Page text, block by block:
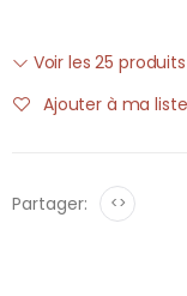
Voir les 25
Ajouter à ma
Partager: <>